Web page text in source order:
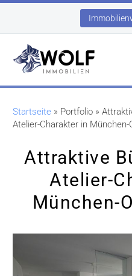
Startseite » Portfolio »
Atelier-Charakter in München-
Attraktive
Atelier-
München-